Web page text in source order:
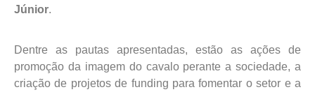
Júnior.
Dentre as pautas apresentadas, estão as ações de
promoção da imagem do cavalo perante a sociedade, a
criação de projetos de funding para fomentar o setor e a